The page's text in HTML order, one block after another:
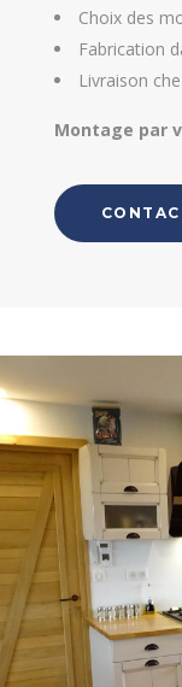
Choix des
Fabrication
Livraison
Montage par